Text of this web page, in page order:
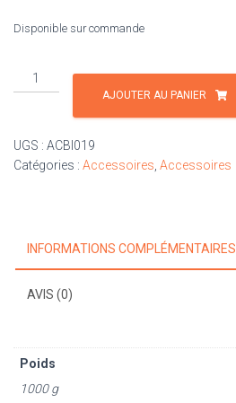
Disponible sur commande
quantité
de
bandes
AJOUTER AU PANIER
UGS : ACBI019
Catégories : Accessoires Accessoires
INFORMATIONS COMPLÉMENTAIRES
AVIS (0)
Poids
1000 g